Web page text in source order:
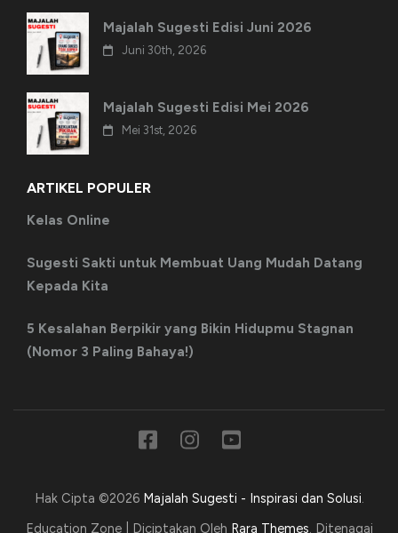
Majalah Sugesti Edisi Juni 2026
Juni 30th, 2026
Majalah Sugesti Edisi Mei 2026
Mei 31st, 2026
ARTIKEL POPULER
Kelas Online
Sugesti Sakti untuk Membuat Uang Mudah Datang
Kepada Kita
5 Kesalahan Berpikir yang Bikin Hidupmu Stagnan
(Nomor 3 Paling Bahaya!)
Hak Cipta ©2026 Majalah Sugesti - Inspirasi dan Solusi.
Education Zone | Diciptakan Oleh Rara Themes. Ditenagai